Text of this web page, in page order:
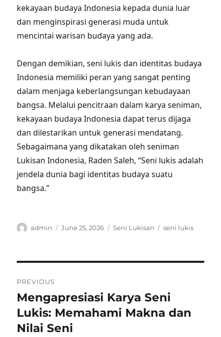
kekayaan budaya Indonesia kepada dunia luar
dan menginspirasi generasi muda untuk
mencintai warisan budaya yang ada.
Dengan demikian, seni lukis dan identitas budaya
Indonesia memiliki peran yang sangat penting
dalam menjaga keberlangsungan kebudayaan
bangsa. Melalui pencitraan dalam karya seniman,
kekayaan budaya Indonesia dapat terus dijaga
dan dilestarikan untuk generasi mendatang.
Sebagaimana yang dikatakan oleh seniman
Lukisan Indonesia, Raden Saleh, “Seni lukis adalah
jendela dunia bagi identitas budaya suatu
bangsa.”
Author
admin
Posted
June 25, 2026 Categories
Seni Lukisan Tags
seni lukis
navigation
PREVIOUS
Previous
post:
Mengapresiasi Karya Seni
Lukis: Memahami Makna dan
Nilai Seni